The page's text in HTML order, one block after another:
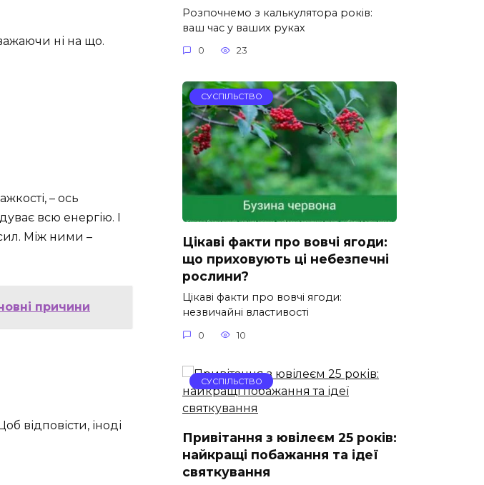
ні на що.
– ось
всю енергію. І
Між ними –
причини
відповісти, іноді
Розпочнемо з калькулятора років:
ваш час у ваших руках
0 23
СУСПІЛЬСТВО
Цікаві факти про вовчі ягоди:
що приховують ці небезпечні
рослини?
Цікаві факти про вовчі ягоди:
незвичайні властивості
0 10
СУСПІЛЬСТВО
Привітання з ювілеєм 25 років:
найкращі побажання та ідеї
святкування